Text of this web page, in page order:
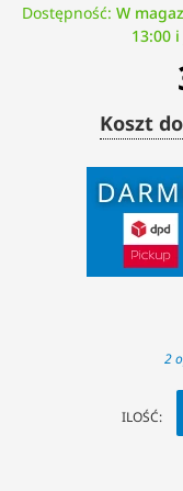
Dostępność: W
13:00
Koszt
2
ILOŚĆ: